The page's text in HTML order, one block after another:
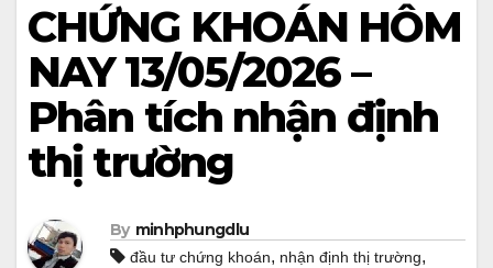
CHỨNG KHOÁN HÔM
NAY 13/05/2026 –
Phân tích nhận định
thị trường
By minhphungdlu
đầu tư chứng khoán, nhận định thị trường,